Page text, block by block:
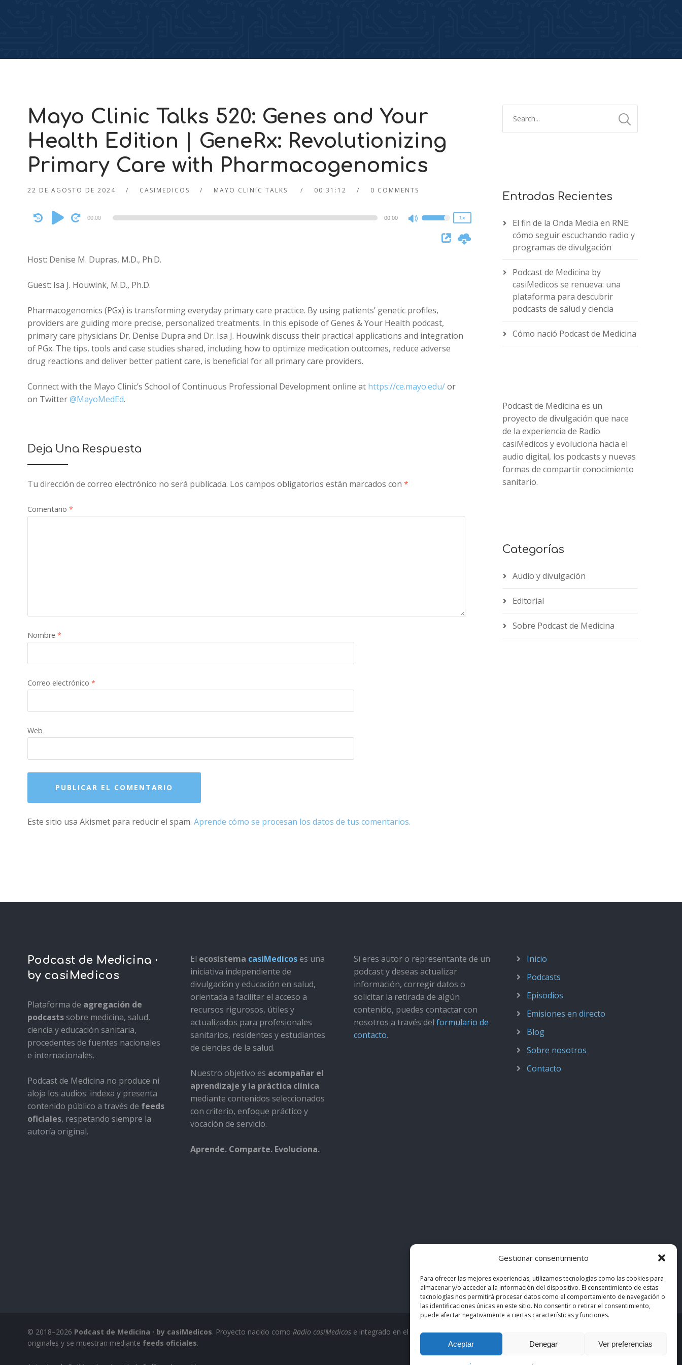
Gestionar consentimiento
Para ofrecer las mejores experiencias, utilizamos tecnologías como las cookies para
almacenar y/o acceder a la información del dispositivo. El consentimiento de estas
tecnologías nos permitirá procesar datos como el comportamiento de navegación o
las identificaciones únicas en este sitio. No consentir o retirar el consentimiento,
puede afectar negativamente a ciertas características y funciones.
Aceptar Denegar Ver preferencias
Mayo Clinic Talks 520: Genes and Your
Health Edition | GeneRx: Revolutionizing
Primary Care with Pharmacogenomics
22 DE AGOSTO DE 2024 CASIMEDICOS MAYO CLINIC TALKS 00:31:12 0 COMMENTS
Audio
Player
00:00 00:00
Use
Up/Down
decrease
volume.
1x
Host: Denise M. Dupras, M.D., Ph.D.
Guest: Isa J. Houwink, M.D., Ph.D.
Pharmacogenomics (PGx) is transforming everyday primary care practice. By using patients’ genetic profiles,
providers are guiding more precise, personalized treatments. In this episode of Genes & Your Health podcast,
primary care physicians Dr. Denise Dupra and Dr. Isa J. Houwink discuss their practical applications and integration
of PGx. The tips, tools and case studies shared, including how to optimize medication outcomes, reduce adverse
drug reactions and deliver better patient care, is beneficial for all primary care providers.
Connect with the Mayo Clinic’s School of Continuous Professional Development online at https://ce.mayo.edu/or
on Twitter@MayoMedEd.
Deja Una Respuesta
Tu dirección de correo electrónico no será publicada. Los campos obligatorios están marcados con *
Comentario *
Nombre *
Correo electrónico *
Web
Este sitio usa Akismet para reducir el spam. Aprende cómo se procesan los datos de tus comentarios.
Entradas Recientes
El fin de la Onda Media en RNE:
cómo seguir escuchando radio y
programas de divulgación
Podcast de Medicina by
casiMedicos se renueva: una
plataforma para descubrir
podcasts de salud y ciencia
Cómo nació Podcast de Medicina
Podcast de Medicina es un
proyecto de divulgación que nace
de la experiencia de Radio
casiMedicos y evoluciona hacia el
audio digital, los podcasts y nuevas
formas de compartir conocimiento
sanitario.
Categorías
Audio y divulgación
Editorial
Sobre Podcast de Medicina
Podcast de Medicina ·
by casiMedicos
Plataforma de agregación de
podcastssobre medicina, salud,
ciencia y educación sanitaria,
procedentes de fuentes nacionales
e internacionales.
Podcast de Medicina no produce ni
aloja los audios: indexa y presenta
contenido público a través de feeds
oficiales, respetando siempre la
autoría original.
El ecosistema casiMedicoses una
iniciativa independiente de
divulgación y educación en salud,
orientada a facilitar el acceso a
recursos rigurosos, útiles y
actualizados para profesionales
sanitarios, residentes y estudiantes
de ciencias de la salud.
Nuestro objetivo es acompañar el
aprendizaje y la práctica clínica
mediante contenidos seleccionados
con criterio, enfoque práctico y
vocación de servicio.
Aprende. Comparte. Evoluciona.
Si eres autor o representante de un
podcast y deseas actualizar
información, corregir datos o
solicitar la retirada de algún
contenido, puedes contactar con
nosotros a través del formulario de
contacto.
Inicio
Podcasts
Episodios
Emisiones en directo
Blog
Sobre nosotros
Contacto
© 2018–2026 Podcast de Medicina · by casiMedicos. Proyecto nacido como Radio casiMedicose integrado en el ecosistemacasiMedicos. Los contenidos pertenecen a sus autores
originales y se muestran mediante feeds oficiales.